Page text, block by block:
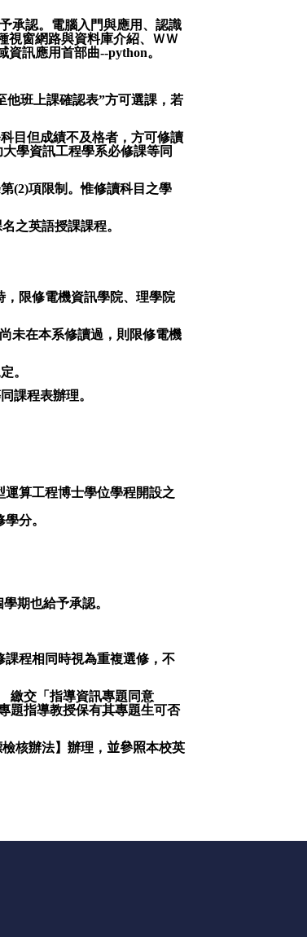
承認。電腦入門與應用、認識
視窗網路與資料庫介紹、ＷＷ
資訊應用首部曲--python。
他班上課確認表”方可選課，若
目但成績不及格者，方可修讀
學資訊工程學系必修課等同
(2)項限制。惟修讀科目之學
之英語授課課程。
，限修電機資訊學院、理學院
未在本系修讀過，則限修電機
。
課程表辦理。
運算工程博士學位學程開設之
分。
學期也給予承認。
程相同時視為重複選修，不
繳交「指導資訊專題同意
題指導教授保有其專題生可否
核辦法】辦理， 並參照本校英